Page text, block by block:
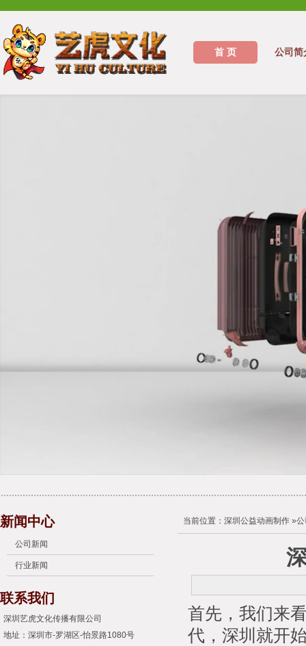
首 页 公司简
新闻中心
公司新闻
行业新闻
联系我们
深圳艺虎文化传播有限公司
地址：深圳市-罗湖区-怡景路1080号
当前位置： 深圳公益动画制作 »
首先，我们来
代，深圳就开